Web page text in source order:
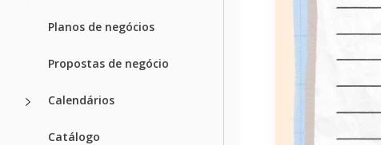
Planos de negócios
Propostas de negócio
Calendários
Catálogo